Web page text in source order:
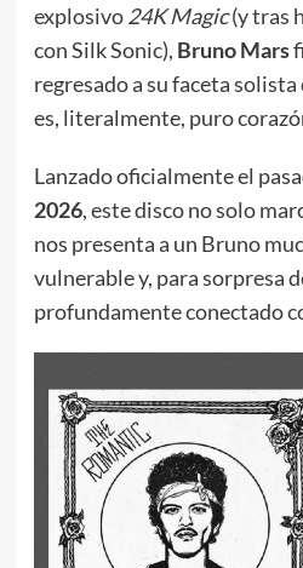
explosivo24K Magic(y tras
con Silk Sonic), Bruno Mars
regresado a su faceta
es, literalmente, puro
Lanzado oficialmente el
2026, este disco no solo
nos presenta a un Bruno
vulnerable y, para sorpresa
profundamente conectado